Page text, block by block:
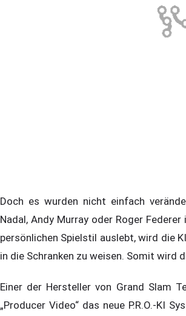
Doch es wurden nicht einfach
Nadal, Andy Murray oder Roger
persönlichen Spielstil auslebt, wird die
in die Schranken zu weisen. Somit wird
Einer der Hersteller von Grand Slam
„Producer Video“ das neue P.R.O.-KI